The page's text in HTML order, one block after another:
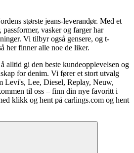
største jeans-leverandør. Med et
vasker og farger har
Vi tilbyr også gensere, og t-
her finner alle noe de liker.
alltid gi den beste kundeopplevelsen og
for denim. Vi fører et stort utvalg
Levi's, Lee, Diesel, Replay, Neuw,
til oss – finn din nye favoritt i
klikk og hent på carlings.com og hent